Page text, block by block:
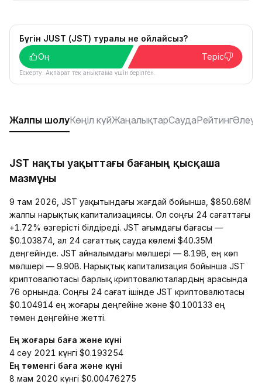
Бүгін JUST (JST) туралы не ойлайсыз?
Оң
Теріс
Ескерту: Ақпарат тек анықтама үшін берілген.
Жалпы шолуКөңіл күйЖаңалықтарСаудаРейтинг
JST нақты уақыттағы бағаның қысқаша
мазмұны
9 там 2026, JST уақытындағы жағдай бойынша, $850.68M
жалпы нарықтық капитализациясы. Ол соңғы 24 сағаттағы
+1.72% өзгерісті білдіреді. JST ағымдағы бағасы —
$0.103874, ал 24 сағаттық сауда көлемі $40.35M
деңгейінде. JST айналымдағы мөлшері — 8.19B, ең көп
мөлшері — 9.90B. Нарықтық капитализация бойынша JST
криптовалютасы барлық криптовалюталардың арасында
76 орнында. Соңғы 24 сағат ішінде JST криптовалютасы
$0.104914 ең жоғары деңгейіне және $0.100133 ең
төмен деңгейіне жетті.
Ең жоғары баға және күні
4 сәу 2021 күнгі $0.193254
Ең төменгі баға және күні
8 мам 2020 күнгі $0.00476275